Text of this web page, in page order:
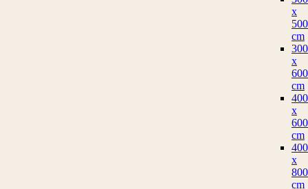
x
500
cm
300
x
600
cm
400
x
600
cm
400
x
800
cm